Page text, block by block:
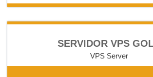
SERVIDOR VPS
VPS Server